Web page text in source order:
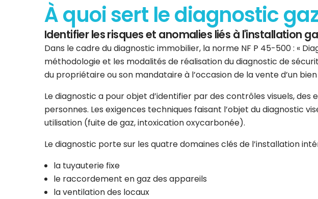
À quoi sert le diagnostic
Identifier les risques et anomalies liés à l'installation
Dans le cadre du diagnostic immobilier, la norme NF P 45-500 : «
méthodologie et les modalités de réalisation du diagnostic de
du propriétaire ou son mandataire à l’occasion de la vente d’un
Le diagnostic a pour objet d’identifier par des contrôles visuels,
personnes. Les exigences techniques faisant l’objet du diagnostic
utilisation (fuite de gaz, intoxication oxycarbonée).
Le diagnostic porte sur les quatre domaines clés de l’installation
la tuyauterie fixe
le raccordement en gaz des appareils
la ventilation des locaux